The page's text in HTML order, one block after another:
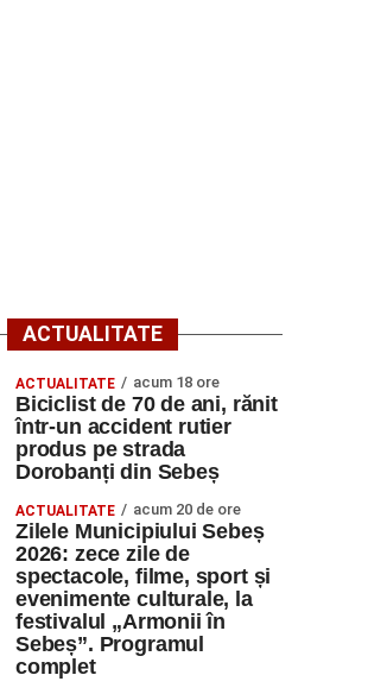
ACTUALITATE
ACTUALITATE acum 18 ore
Biciclist de 70 de ani, rănit
într-un accident rutier
produs pe strada
Dorobanți din Sebeș
ACTUALITATE acum 20 de ore
Zilele Municipiului Sebeș
2026: zece zile de
spectacole, filme, sport și
evenimente culturale, la
festivalul „Armonii în
Sebeș”. Programul
complet